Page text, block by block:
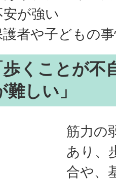
が強い
者や子どもの
くことが不
しい」
筋力の
あり、
合や、